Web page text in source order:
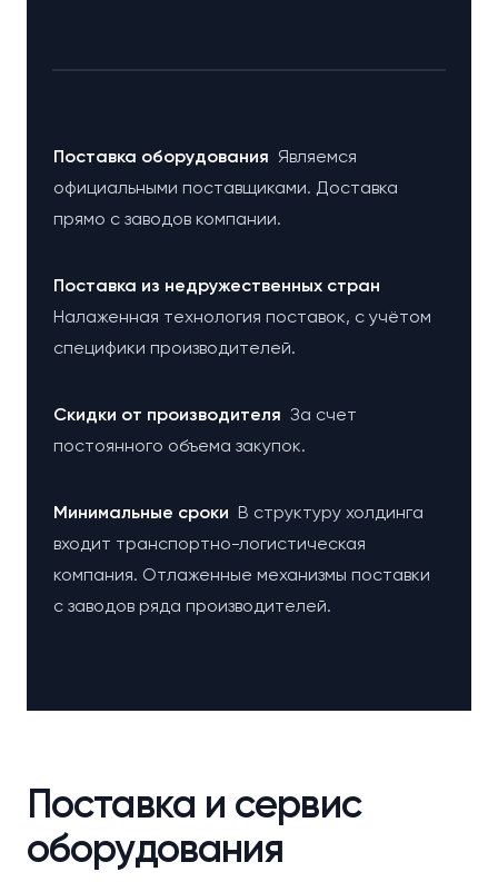
Поставка оборудования Являемся
официальными поставщиками. Доставка
прямо с заводов компании.
Поставка из недружественных стран
Налаженная технология поставок, с учётом
специфики производителей.
Cкидки от производителя За счет
постоянного объема закупок.
Минимальные сроки В структуру холдинга
входит транспортно-логистическая
компания. Отлаженные механизмы поставки
с заводов ряда производителей.
Поставка и сервис
оборудования